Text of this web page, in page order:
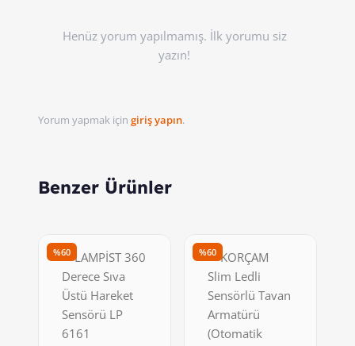
Henüz yorum yapılmamış. İlk yorumu siz
yazın!
Yorum yapmak için giriş yapın.
Benzer Ürünler
%60 %60